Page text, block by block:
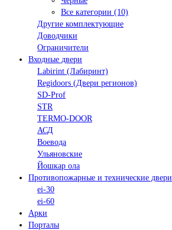
Все категории (10)
Другие комплектующие
Доводчики
Ограничители
Входные двери
Labirint (Лабиринт)
Regidoors (Двери регионов)
SD-Prof
STR
TERMO-DOOR
АСД
Воевода
Ульяновские
Йошкар ола
Противопожарные и технические двери
ei-30
ei-60
Арки
Порталы